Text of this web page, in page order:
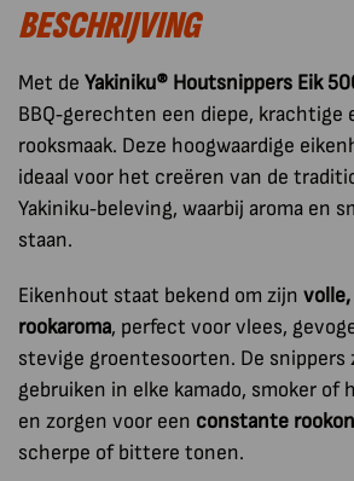
aantal
BESCHRIJVING
Met de Yakiniku® Houtsnippers Eik
BBQ‑gerechten een diepe,
rooksmaak. Deze hoogwaardige
ideaal voor het creëren van de
Yakiniku‑beleving, waarbij aroma en
staan.
Eikenhout staat bekend om zijn
rookaroma, perfect voor vlees,
stevige groentesoorten. De snippers
gebruiken in elke kamado, smoker of
en zorgen voor een constante
scherpe of bittere tonen.